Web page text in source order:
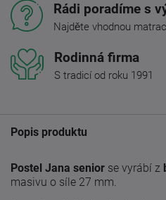
Rádi poradíme s
Najděte vhodnou
Rodinná firma
S tradicí od roku 1991
Popis produktu
Postel Jana senior se vyrábí z
masivu o síle 27 mm.